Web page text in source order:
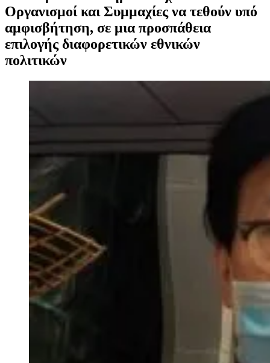
Οργανισμοί και Συμμαχίες να τεθούν υπό
αμφισβήτηση, σε μια προσπάθεια
επιλογής διαφορετικών εθνικών
πολιτικών